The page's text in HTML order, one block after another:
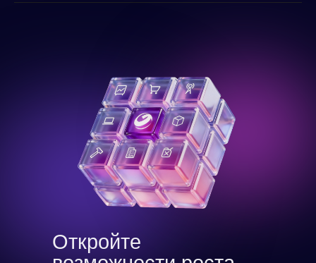
Откройте